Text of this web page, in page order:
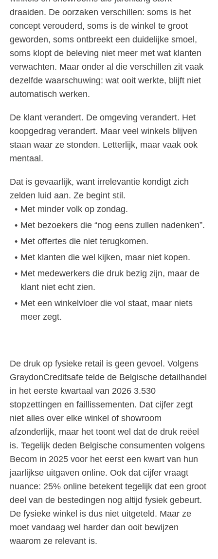
draaiden. De oorzaken verschillen: soms is het
concept verouderd, soms is de winkel te groot
geworden, soms ontbreekt een duidelijke smoel,
soms klopt de beleving niet meer met wat klanten
verwachten. Maar onder al die verschillen zit vaak
dezelfde waarschuwing: wat ooit werkte, blijft niet
automatisch werken.
De klant verandert. De omgeving verandert. Het
koopgedrag verandert. Maar veel winkels blijven
staan waar ze stonden. Letterlijk, maar vaak ook
mentaal.
Dat is gevaarlijk, want irrelevantie kondigt zich
zelden luid aan. Ze begint stil.
Met minder volk op zondag.
Met bezoekers die “nog eens zullen nadenken”.
Met offertes die niet terugkomen.
Met klanten die wel kijken, maar niet kopen.
Met medewerkers die druk bezig zijn, maar de
klant niet echt zien.
Met een winkelvloer die vol staat, maar niets
meer zegt.
De druk op fysieke retail is geen gevoel. Volgens
GraydonCreditsafe telde de Belgische detailhandel
in het eerste kwartaal van 2026 3.530
stopzettingen en faillissementen. Dat cijfer zegt
niet alles over elke winkel of showroom
afzonderlijk, maar het toont wel dat de druk reëel
is. Tegelijk deden Belgische consumenten volgens
Becom in 2025 voor het eerst een kwart van hun
jaarlijkse uitgaven online. Ook dat cijfer vraagt
nuance: 25% online betekent tegelijk dat een groot
deel van de bestedingen nog altijd fysiek gebeurt.
De fysieke winkel is dus niet uitgeteld. Maar ze
moet vandaag wel harder dan ooit bewijzen
waarom ze relevant is.